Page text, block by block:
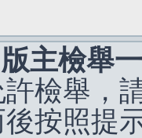
主檢舉
檢舉，
按照提